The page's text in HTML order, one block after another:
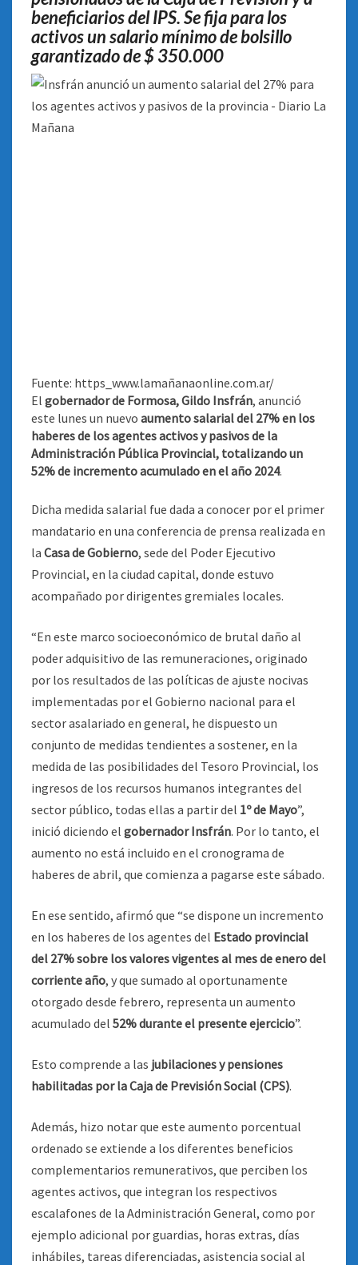
beneficiarios del IPS. Se fija para los
activos un salario mínimo de bolsillo
garantizado de $ 350.000
Fuente: https_www.lamañanaonline.com.ar/
El gobernador de Formosa, Gildo Insfrán, anunció
este lunes un nuevo aumento salarial del 27% en los
haberes de los agentes activos y pasivos de la
Administración Pública Provincial, totalizando un
52% de incremento acumulado en el año 2024.
Dicha medida salarial fue dada a conocer por el primer
mandatario en una conferencia de prensa realizada en
la Casa de Gobierno, sede del Poder Ejecutivo
Provincial, en la ciudad capital, donde estuvo
acompañado por dirigentes gremiales locales.
“En este marco socioeconómico de brutal daño al
poder adquisitivo de las remuneraciones, originado
por los resultados de las políticas de ajuste nocivas
implementadas por el Gobierno nacional para el
sector asalariado en general, he dispuesto un
conjunto de medidas tendientes a sostener, en la
medida de las posibilidades del Tesoro Provincial, los
ingresos de los recursos humanos integrantes del
sector público, todas ellas a partir del 1º de Mayo”,
inició diciendo el gobernador Insfrán. Por lo tanto, el
aumento no está incluido en el cronograma de
haberes de abril, que comienza a pagarse este sábado.
En ese sentido, afirmó que “se dispone un incremento
en los haberes de los agentes del Estado provincial
del 27% sobre los valores vigentes al mes de enero del
corriente año, y que sumado al oportunamente
otorgado desde febrero, representa un aumento
acumulado del 52% durante el presente ejercicio”.
Esto comprende a las jubilaciones y pensiones
habilitadas por la Caja de Previsión Social (CPS).
Además, hizo notar que este aumento porcentual
ordenado se extiende a los diferentes beneficios
complementarios remunerativos, que perciben los
agentes activos, que integran los respectivos
escalafones de la Administración General, como por
ejemplo adicional por guardias, horas extras, días
inhábiles, tareas diferenciadas, asistencia social al